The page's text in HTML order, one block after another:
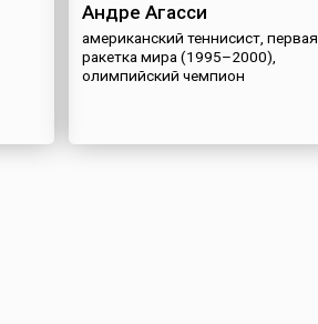
Андре Агасси
американский теннисист, первая
ракетка мира (1995–2000),
олимпийский чемпион